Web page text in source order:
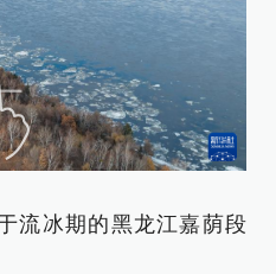
流冰期的黑龙江嘉荫段